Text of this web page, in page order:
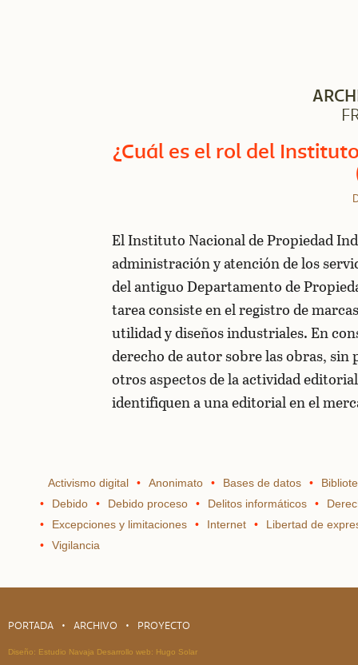
¿Cuál es el rol del
El Instituto Nacional de Propiedad
administración y atención de los
del antiguo Departamento de
tarea consiste en el registro de
utilidad y diseños industriales. En
derecho de autor sobre las obras,
otros aspectos de la actividad
identifiquen a una editorial en el
Activismo digital Anonimato Bases de datos
Debido
Debido proceso Delitos informáticos
Excepciones y limitaciones
Internet
Libertad de
Vigilancia
PORTADA ARCHIVO PROYECTO
Diseño: Estudio Navaja Desarrollo web: Hugo Solar